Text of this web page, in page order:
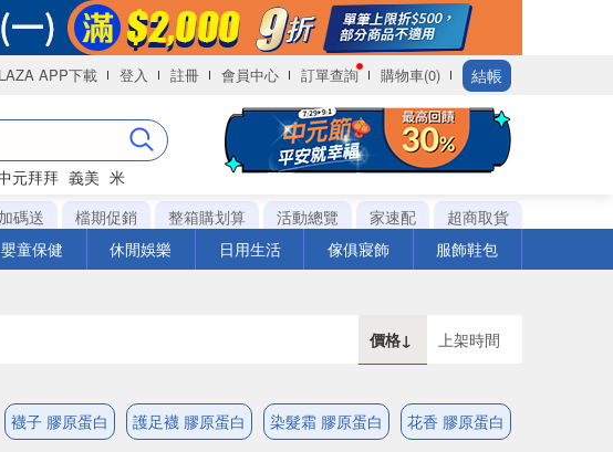
APP下載 登入 註冊 會員中心 訂單查詢 購物車(0) 結帳
元拜拜 義美 米
碼送 檔期促銷 整箱購划算 活動總覽 家速配
超商取貨
嬰童保健 休閒娛樂 日用生活 傢俱寢飾 服飾鞋包
價格↓ 上架時間
襪子 膠原蛋白 護足襪 膠原蛋白 染髮霜 膠原蛋白 花香 膠原蛋白